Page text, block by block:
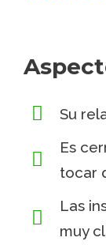
Su
Es
tocar
Las
muy